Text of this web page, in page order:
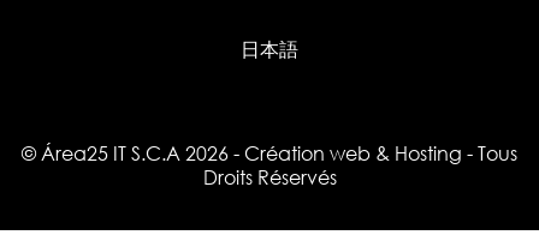
日本語
© Área25 IT S.C.A 2026 - Création web & Hosting - Tous
Droits Réservés